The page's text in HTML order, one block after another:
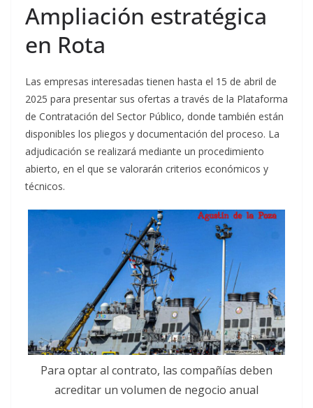
Ampliación estratégica
en Rota
Las empresas interesadas tienen hasta el 15 de abril de
2025 para presentar sus ofertas a través de la Plataforma
de Contratación del Sector Público, donde también están
disponibles los pliegos y documentación del proceso. La
adjudicación se realizará mediante un procedimiento
abierto, en el que se valorarán criterios económicos y
técnicos.
Para optar al contrato, las compañías deben
acreditar un volumen de negocio anual